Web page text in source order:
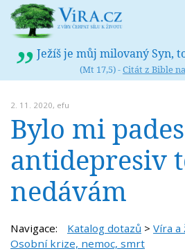
Ježíš je můj milovaný Syn,
(Mt 17,5) -Citát z Bible
2. 11. 2020, efu
Bylo mi
antidepresiv
nedávám
Navigace: Katalog dotazů > Víra a
Osobní krize, nemoc, smrt